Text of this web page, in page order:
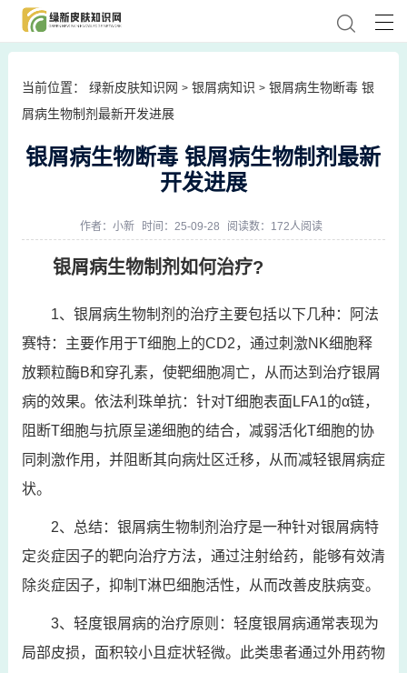
当前位置： 绿新皮肤知识网 > 银屑病知识 > 银屑病生物断毒 银
屑病生物制剂最新开发进展
银屑病生物断毒 银屑病生物制剂最新
开发进展
作者： 小新 时间：25-09-28 阅读数：172人阅读
银屑病生物制剂如何治疗?
1、银屑病生物制剂的治疗主要包括以下几种：阿法
赛特：主要作用于T细胞上的CD2，通过刺激NK细胞释
放颗粒酶B和穿孔素，使靶细胞凋亡，从而达到治疗银屑
病的效果。依法利珠单抗：针对T细胞表面LFA1的α链，
阻断T细胞与抗原呈递细胞的结合，减弱活化T细胞的协
同刺激作用，并阻断其向病灶区迁移，从而减轻银屑病症
状。
2、总结：银屑病生物制剂治疗是一种针对银屑病特
定炎症因子的靶向治疗方法，通过注射给药，能够有效清
除炎症因子，抑制T淋巴细胞活性，从而改善皮肤病变。
3、轻度银屑病的治疗原则：轻度银屑病通常表现为
局部皮损，面积较小且症状轻微。此类患者通过外用药物